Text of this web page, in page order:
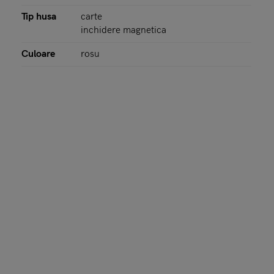
Tip husa
carte
inchidere magnetica
Culoare rosu